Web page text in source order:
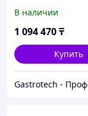
В наличии
1 094 470₸
Купить